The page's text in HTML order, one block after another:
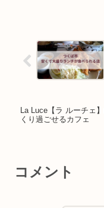
La Luce【ラ ルーチェ
くり過ごせるカフェ
コメント